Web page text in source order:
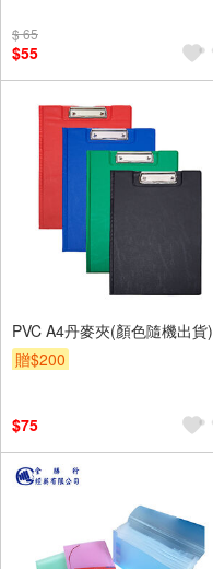
$ 65
$55
PVC A4丹麥夾(顏色隨機出貨)
贈$200
$75